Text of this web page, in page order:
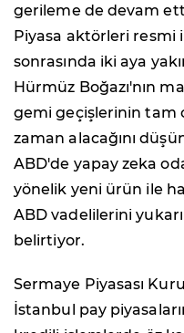
gerileme de devam
Piyasa aktörleri resmi
sonrasında iki aya
Hürmüz Boğazı'nın
gemi geçişlerinin tam
zaman alacağını
ABD'de yapay zeka
yönelik yeni ürün ile
ABD vadelilerini
belirtiyor.
Sermaye Piyasası
İstanbul pay